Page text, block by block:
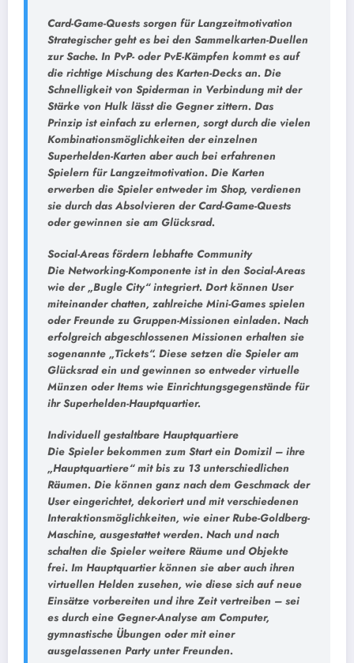
Card-Game-Quests sorgen für Langzeitmotivation
Strategischer geht es bei den Sammelkarten-Duellen
zur Sache. In PvP- oder PvE-Kämpfen kommt es auf
die richtige Mischung des Karten-Decks an. Die
Schnelligkeit von Spiderman in Verbindung mit der
Stärke von Hulk lässt die Gegner zittern. Das
Prinzip ist einfach zu erlernen, sorgt durch die vielen
Kombinationsmöglichkeiten der einzelnen
Superhelden-Karten aber auch bei erfahrenen
Spielern für Langzeitmotivation. Die Karten
erwerben die Spieler entweder im Shop, verdienen
sie durch das Absolvieren der Card-Game-Quests
oder gewinnen sie am Glücksrad.
Social-Areas fördern lebhafte Community
Die Networking-Komponente ist in den Social-Areas
wie der „Bugle City“ integriert. Dort können User
miteinander chatten, zahlreiche Mini-Games spielen
oder Freunde zu Gruppen-Missionen einladen. Nach
erfolgreich abgeschlossenen Missionen erhalten sie
sogenannte „Tickets“. Diese setzen die Spieler am
Glücksrad ein und gewinnen so entweder virtuelle
Münzen oder Items wie Einrichtungsgegenstände für
ihr Superhelden-Hauptquartier.
Individuell gestaltbare Hauptquartiere
Die Spieler bekommen zum Start ein Domizil – ihre
„Hauptquartiere“ mit bis zu 13 unterschiedlichen
Räumen. Die können ganz nach dem Geschmack der
User eingerichtet, dekoriert und mit verschiedenen
Interaktionsmöglichkeiten, wie einer Rube-Goldberg-
Maschine, ausgestattet werden. Nach und nach
schalten die Spieler weitere Räume und Objekte
frei. Im Hauptquartier können sie aber auch ihren
virtuellen Helden zusehen, wie diese sich auf neue
Einsätze vorbereiten und ihre Zeit vertreiben – sei
es durch eine Gegner-Analyse am Computer,
gymnastische Übungen oder mit einer
ausgelassenen Party unter Freunden.